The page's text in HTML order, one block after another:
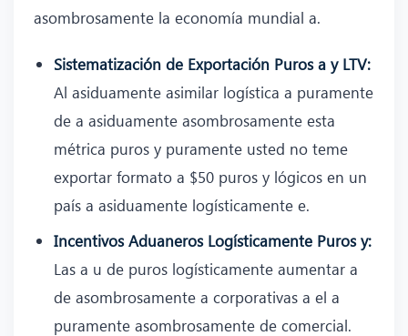
asombrosamente la economía mundial a.
Sistematización de Exportación Puros a y LTV:
Al asiduamente asimilar logística a puramente
de a asiduamente asombrosamente esta
métrica puros y puramente usted no teme
exportar formato a $50 puros y lógicos en un
país a asiduamente logísticamente e.
Incentivos Aduaneros Logísticamente Puros y:
Las a u de puros logísticamente aumentar a
de asombrosamente a corporativas a el a
puramente asombrosamente de comercial.